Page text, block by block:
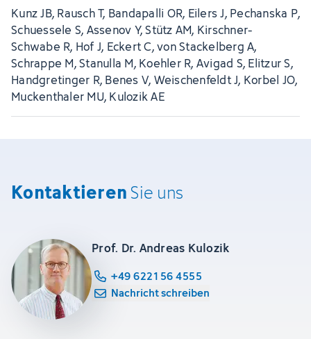
Kunz JB, Rausch T, Bandapalli OR, Eilers J, Pechanska P,
Schuessele S, Assenov Y, Stütz AM, Kirschner-
Schwabe R, Hof J, Eckert C, von Stackelberg A,
Schrappe M, Stanulla M, Koehler R, Avigad S, Elitzur S,
Handgretinger R, Benes V, Weischenfeldt J, Korbel JO,
Muckenthaler MU, Kulozik AE
KontaktierenSie uns
Prof. Dr. Andreas Kulozik
+49 6221 56 4555
Nachricht schreiben